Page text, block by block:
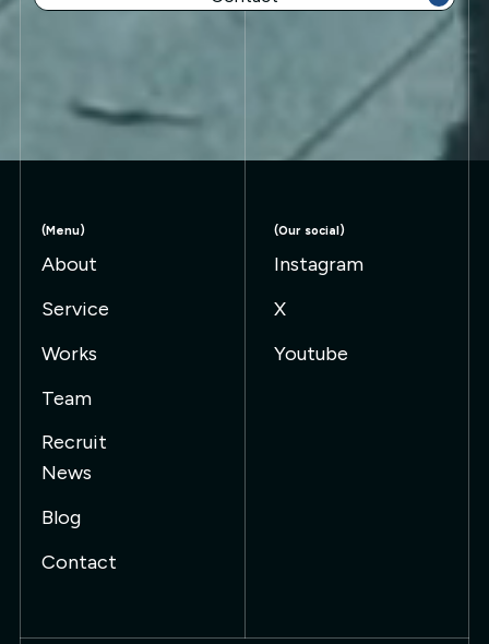
Contact
(Menu)
About
Service
Works
Team
Recruit
News
Blog
Contact
(Our social)
Instagram
X
Youtube